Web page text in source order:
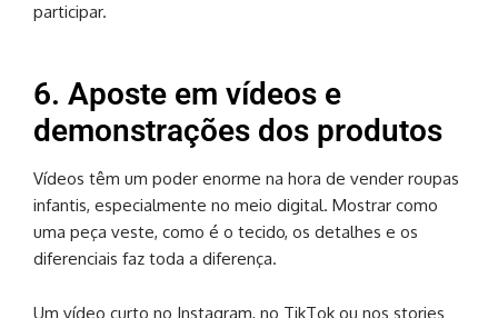
participar.
6. Aposte em vídeos e
demonstrações dos produtos
Vídeos têm um poder enorme na hora de vender roupas
infantis, especialmente no meio digital. Mostrar como
uma peça veste, como é o tecido, os detalhes e os
diferenciais faz toda a diferença.
Um vídeo curto no Instagram, no TikTok ou nos stories